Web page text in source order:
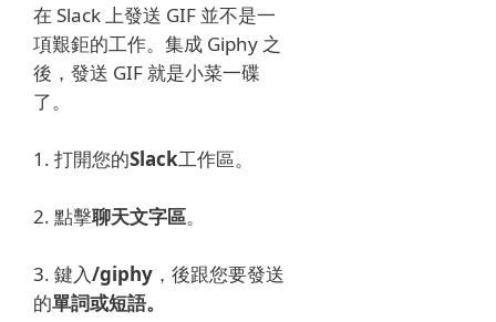
在 Slack 上發送 GIF 並不是一
項艱鉅的工作。 集成 Giphy 之
後，發送 GIF 就是小菜一碟
了。
1. 打開您的Slack工作區。
2. 點擊聊天文字區。
3. 鍵入/giphy ，後跟您要發送
的單詞或短語。